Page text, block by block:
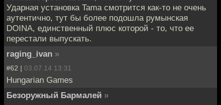
Ударная установка Tama смотрится как-то не очень
аутентично, тут бы более подошла румынская
DOINA, единственный плюс которой - то, что ее
перестали выпускать.
raging_ivan »
#62 | 03.07.14 13:31
Hungarian Games
Безоружный Бармалей »